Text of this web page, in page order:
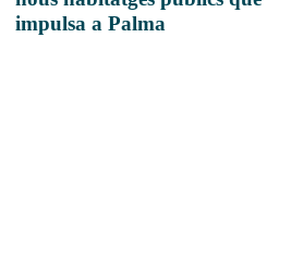
impulsa a Palma